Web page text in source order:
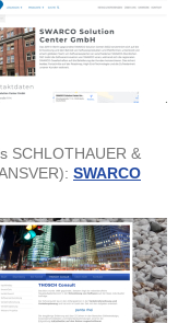
SCHLOTHAUER &
SWARCO